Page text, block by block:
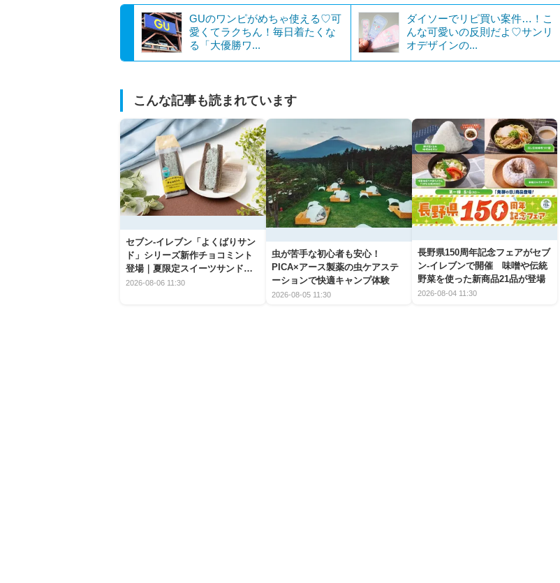
GUのワンピがめちゃ使える♡可
愛くてラクちん！毎日着たくな
る「大優勝ワ...
ダイソーでリピ買い案件…！こ
んな可愛いの反則だよ♡サンリ
オデザインの...
こんな記事も読まれています
セブン‐イレブン「よくばりサン
ド」シリーズ新作チョコミント
登場｜夏限定スイーツサンドの
爽快な魅力
2026-08-06 11:30
虫が苦手な初心者も安心！
PICA×アース製薬の虫ケアステ
ーションで快適キャンプ体験
2026-08-05 11:30
長野県150周年記念フェアがセブ
ン-イレブンで開催 味噌や伝統
野菜を使った新商品21品が登場
2026-08-04 11:30